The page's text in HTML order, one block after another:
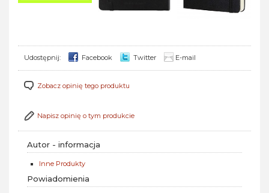
Udostępnij: Facebook Twitter E-mail
Zobacz opinię tego produktu
Napisz opinię o tym produkcie
Autor - informacja
Inne Produkty
Powiadomienia